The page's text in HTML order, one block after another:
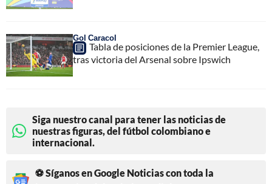
Gol Caracol
Tabla de posiciones de la Premier League,
tras victoria del Arsenal sobre Ipswich
Siga nuestro canal para tener las noticias de
nuestras figuras, del fútbol colombiano e
internacional.
⚽ Síganos en Google Noticias con toda la